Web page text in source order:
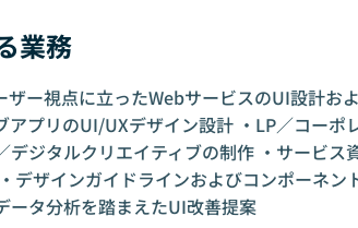
業務
ザー視点に立ったWebサービスのUI設計お
アプリのUI/UXデザイン設計 ・LP／コーポ
デジタルクリエイティブの制作 ・サービス
デザインガイドラインおよびコンポーネン
ータ分析を踏まえたUI改善提案